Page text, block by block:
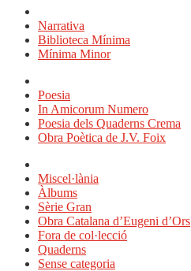
Narrativa
Biblioteca Mínima
Mínima Minor
Poesia
In Amicorum Numero
Poesia dels Quaderns Crema
Obra Poètica de J.V. Foix
Miscel·lània
Àlbums
Sèrie Gran
Obra Catalana d’Eugeni d’Ors
Fora de col·lecció
Quaderns
Sense categoria